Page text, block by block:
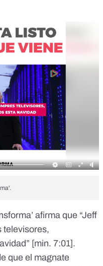
afirma que “Jeff
televisores,
[min. 7:01].
que el magnate